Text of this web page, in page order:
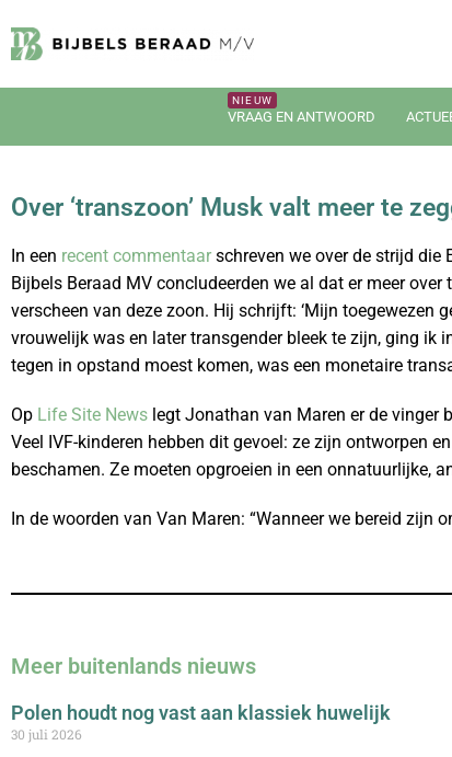
VRAAG EN ANTWOORD
Over ‘transzoon’ Musk valt meer te
In een recent commentaar schreven we over de strijd die
Bijbels Beraad MV concludeerden we al dat er meer over
verscheen van deze zoon. Hij schrijft: ‘Mijn toegewezen
vrouwelijk was en later transgender bleek te zijn, ging ik
tegen in opstand moest komen, was een monetaire
Op Life Site News legt Jonathan van Maren er de vinger
Veel IVF-kinderen hebben dit gevoel: ze zijn ontworpen
beschamen. Ze moeten opgroeien in een onnatuurlijke,
In de woorden van Van Maren: “Wanneer we bereid zijn
Meer buitenlands nieuws
Polen houdt nog vast aan klassiek huwelijk
30 juli 2026